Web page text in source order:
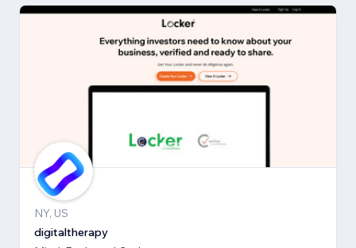
NY, US
digitaltherapy